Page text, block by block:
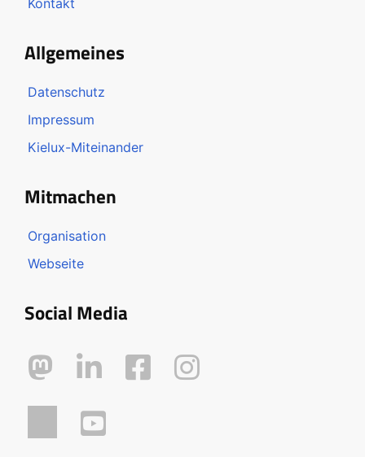
Allgemeines
Datenschutz
Impressum
Kielux-Miteinander
Mitmachen
Organisation
Webseite
Social Media